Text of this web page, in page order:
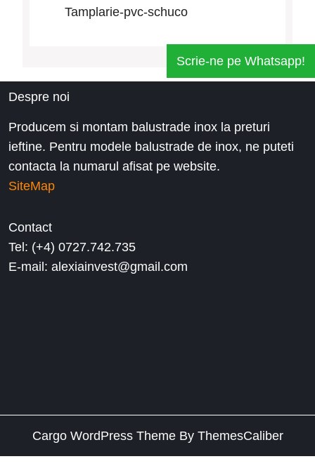
Tamplarie-pvc-schuco
Despre noi
Producem si montam balustrade inox la preturi
ieftine. Pentru modele balustrade de inox, ne puteti
contacta la numarul afisat pe website.
SiteMap
Contact
Tel: (+4) 0727.742.735
E-mail: alexiainvest@gmail.com
Cargo WordPress ThemeBy ThemesCaliber
Scrie-ne pe Whatsapp!